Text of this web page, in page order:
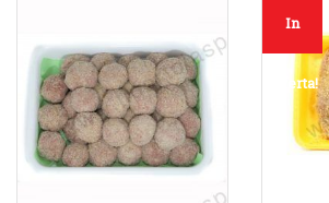
In
offerta!